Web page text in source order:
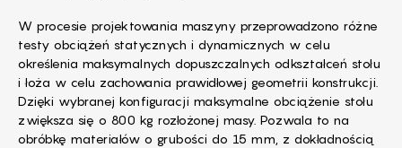
W procesie projektowania maszyny przeprowadzono różne
testy obciążeń statycznych i dynamicznych w celu
określenia maksymalnych dopuszczalnych odkształceń stołu
i łoża w celu zachowania prawidłowej geometrii konstrukcji.
Dzięki wybranej konfiguracji maksymalne obciążenie stołu
zwiększa się o 800 kg rozłożonej masy. Pozwala to na
obróbkę materiałów o grubości do 15 mm, z dokładnością